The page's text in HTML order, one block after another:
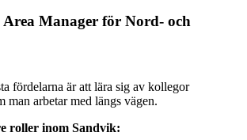
Area Manager för Nord- och
fördelarna är att lära sig av kollegor
man arbetar med längs vägen.
roller inom Sandvik: